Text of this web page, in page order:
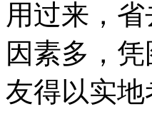
用过来，
因素多，
友得以实